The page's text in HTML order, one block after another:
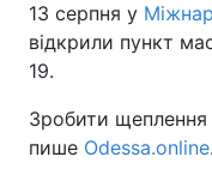
13 серпня у
відкрили пункт
19.
Зробити
пише Odessa.online.